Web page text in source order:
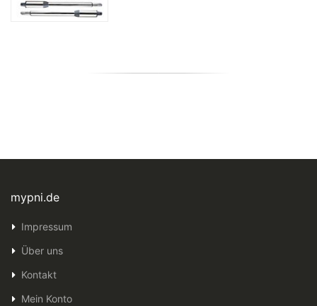
mypni.de
Impressum
Über uns
Kontakt
Mein Konto